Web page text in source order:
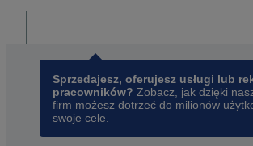
Sprzedajesz, oferujesz usługi lub
pracowników? Zobacz, jak dzięki
firm możesz dotrzeć do milionów
swoje cele.